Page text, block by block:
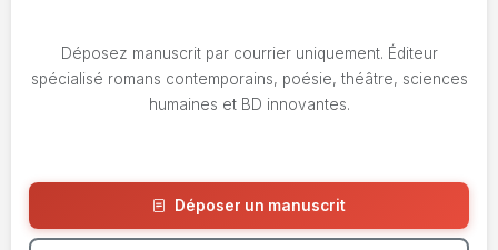
Déposez manuscrit par courrier uniquement. Éditeur
spécialisé romans contemporains, poésie, théâtre, sciences
humaines et BD innovantes.
Déposer un manuscrit